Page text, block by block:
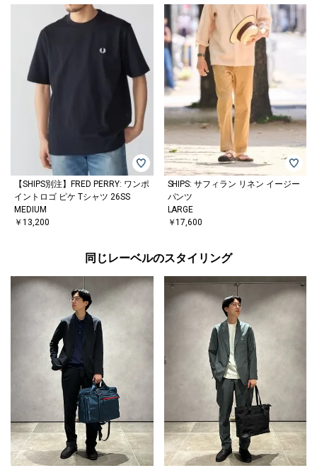
【SHIPS別注】FRED PERRY: ワンポ
イントロゴ ピケ Tシャツ 26SS
MEDIUM
￥13,200
SHIPS: サフィラン リネン イージー
パンツ
LARGE
￥17,600
同じレーベルのスタイリング